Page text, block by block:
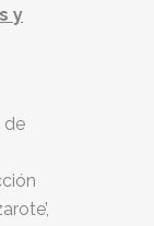
y
de